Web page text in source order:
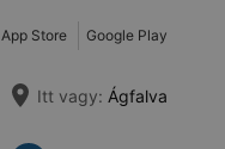
App Store Google Play
Itt vagy: Ágfalva